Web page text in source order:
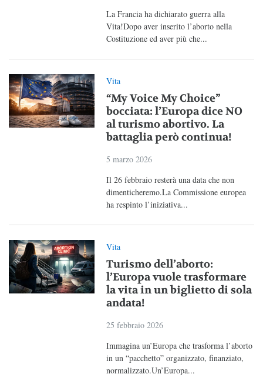
La Francia ha dichiarato guerra alla
Vita!Dopo aver inserito l’aborto nella
Costituzione ed aver più che...
Vita
“My Voice My Choice”
bocciata: l’Europa dice NO
al turismo abortivo. La
battaglia però continua!
5 marzo 2026
Il 26 febbraio resterà una data che non
dimenticheremo.La Commissione europea
ha respinto l’iniziativa...
Vita
Turismo dell’aborto:
l’Europa vuole trasformare
la vita in un biglietto di sola
andata!
25 febbraio 2026
Immagina un’Europa che trasforma l’aborto
in un “pacchetto” organizzato, finanziato,
normalizzato.Un’Europa...